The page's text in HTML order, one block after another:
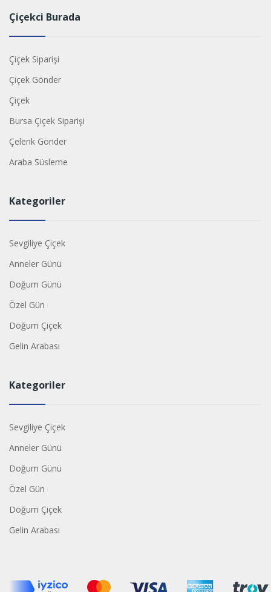
Çiçekci Burada
Çiçek Siparişi
Çiçek Gönder
Çiçek
Bursa Çiçek Siparişi
Çelenk Gönder
Araba Süsleme
Kategoriler
Sevgiliye Çiçek
Anneler Günü
Doğum Günü
Özel Gün
Doğum Çiçek
Gelin Arabası
Kategoriler
Sevgiliye Çiçek
Anneler Günü
Doğum Günü
Özel Gün
Doğum Çiçek
Gelin Arabası